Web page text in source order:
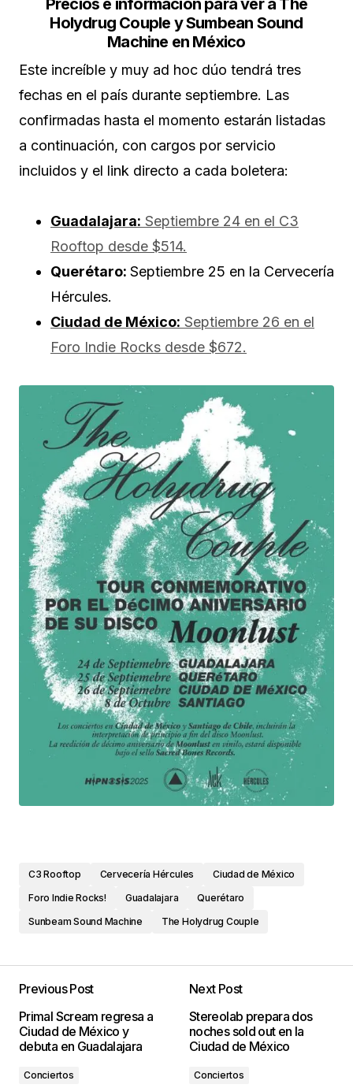
Precios e información para ver a The
Holydrug Couple y Sumbean Sound
Machine en México
Este increíble y muy ad hoc dúo tendrá tres
fechas en el país durante septiembre. Las
confirmadas hasta el momento estarán listadas
a continuación, con cargos por servicio
incluidos y el link directo a cada boletera:
Guadalajara: Septiembre 24 en el C3
Rooftop desde $514.
Querétaro: Septiembre 25 en la Cervecería
Hércules.
Ciudad de México: Septiembre 26 en el
Foro Indie Rocks desde $672.
C3 Rooftop Cervecería Hércules
Ciudad de México
Foro Indie Rocks!
Guadalajara
Querétaro
Sunbeam Sound Machine
The Holydrug Couple
Previous Post
Primal Scream regresa a
Ciudad de México y
debuta en Guadalajara
Conciertos
Next Post
Stereolab prepara dos
noches sold out en la
Ciudad de México
Conciertos